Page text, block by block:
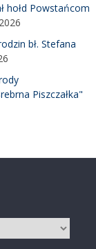
hołd Powstańcom
bł. Stefana
Piszczałka"